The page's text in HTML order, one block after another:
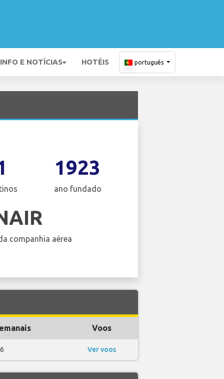
INFO E NOTÍCIAS HOTÉIS português
1923
ano fundado
companhia aérea
Voos
6 Ver voos